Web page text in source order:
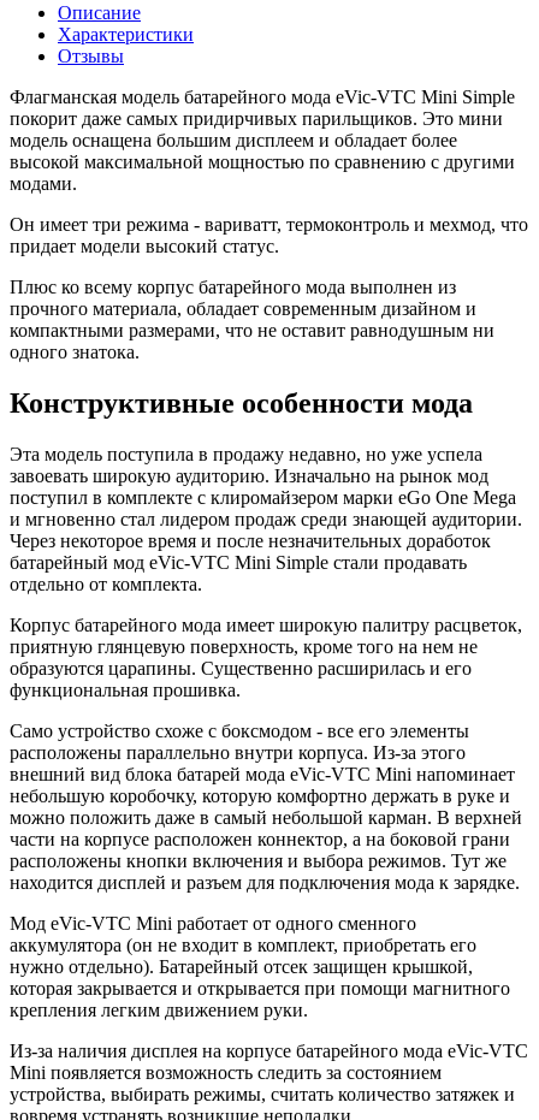
Описание
Характеристики
Отзывы
Флагманская модель батарейного мода eVic-VTC Mini Simple
покорит даже самых придирчивых парильщиков. Это мини
модель оснащена большим дисплеем и обладает более
высокой максимальной мощностью по сравнению с другими
модами.
Он имеет три режима - вариватт, термоконтроль и мехмод, что
придает модели высокий статус.
Плюс ко всему корпус батарейного мода выполнен из
прочного материала, обладает современным дизайном и
компактными размерами, что не оставит равнодушным ни
одного знатока.
Конструктивные особенности мода
Эта модель поступила в продажу недавно, но уже успела
завоевать широкую аудиторию. Изначально на рынок мод
поступил в комплекте с клиромайзером марки eGo One Mega
и мгновенно стал лидером продаж среди знающей аудитории.
Через некоторое время и после незначительных доработок
батарейный мод eVic-VTC Mini Simple стали продавать
отдельно от комплекта.
Корпус батарейного мода имеет широкую палитру расцветок,
приятную глянцевую поверхность, кроме того на нем не
образуются царапины. Существенно расширилась и его
функциональная прошивка.
Само устройство схоже с боксмодом - все его элементы
расположены параллельно внутри корпуса. Из-за этого
внешний вид блока батарей мода eVic-VTC Mini напоминает
небольшую коробочку, которую комфортно держать в руке и
можно положить даже в самый небольшой карман. В верхней
части на корпусе расположен коннектор, а на боковой грани
расположены кнопки включения и выбора режимов. Тут же
находится дисплей и разъем для подключения мода к зарядке.
Мод eVic-VTC Mini работает от одного сменного
аккумулятора (он не входит в комплект, приобретать его
нужно отдельно). Батарейный отсек защищен крышкой,
которая закрывается и открывается при помощи магнитного
крепления легким движением руки.
Из-за наличия дисплея на корпусе батарейного мода eVic-VTC
Mini появляется возможность следить за состоянием
устройства, выбирать режимы, считать количество затяжек и
вовремя устранять возникшие неполадки.